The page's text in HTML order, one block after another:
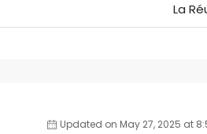
La
Updated on May 27, 2025 at